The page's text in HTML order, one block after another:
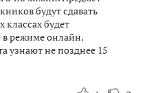
будут сдавать
классах будет
режиме онлайн.
узнают не позднее 15